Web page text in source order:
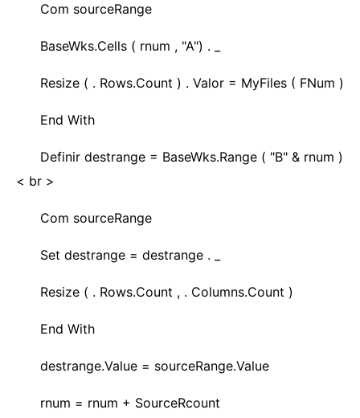
Com sourceRange
BaseWks.Cells ( rnum , "A") . _
Resize ( . Rows.Count ) . Valor = MyFiles ( FNum )
End With
Definir destrange = BaseWks.Range ( "B" & rnum )
< br >
Com sourceRange
Set destrange = destrange . _
Resize ( . Rows.Count , . Columns.Count )
End With
destrange.Value = sourceRange.Value
rnum = rnum + SourceRcount